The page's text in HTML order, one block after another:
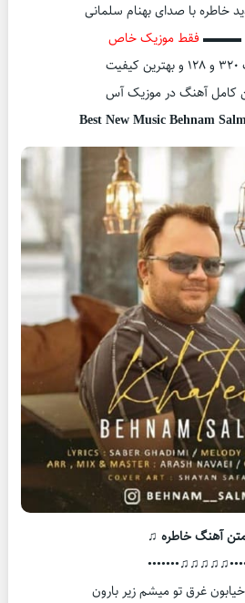
خاطره با صدای بهنام سلمانی
▬▬▬ فقط موزیک خاص
کامل آهنگ در موزیک آس
Best New Music Behnam
آهنگ خاطره ♫
غرق تو میشم زیر بارون